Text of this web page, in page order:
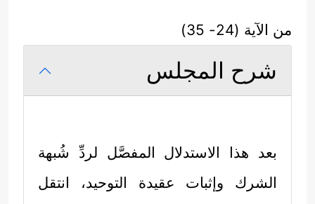
من الآية (24- 35)
شرح المجلس
بعد هذا الاستدلال المفصَّل لردِّ شُبهة
الشرك وإثبات عقيدة التوحيد، انتقل